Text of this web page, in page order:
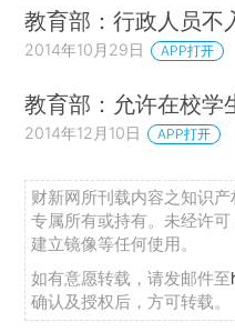
教育部：行政人员不
2014年10月29日 APP打开
教育部：允许在校学
2014年12月10日 APP打开
财新网所刊载内容之知识
专属所有或持有。未经许
建立镜像等任何使用。
如有意愿转载，请发邮件至
确认及授权后，方可转载。